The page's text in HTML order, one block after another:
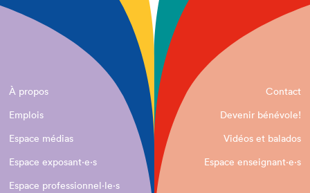
À propos
Contact
Emplois
Devenir bénévole!
Espace médias
Vidéos et balados
Espace exposant·e⋅s
Espace enseignant·e⋅s
Espace professionnel·le⋅s